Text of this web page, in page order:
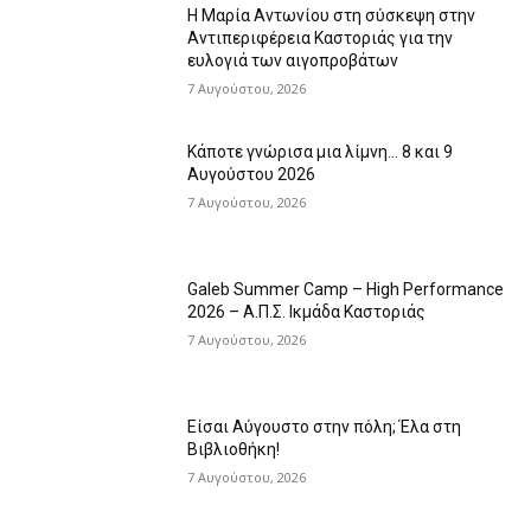
Η Μαρία Αντωνίου στη σύσκεψη στην
Αντιπεριφέρεια Καστοριάς για την
ευλογιά των αιγοπροβάτων
7 Αυγούστου, 2026
Κάποτε γνώρισα μια λίμνη… 8 και 9
Αυγούστου 2026
7 Αυγούστου, 2026
Galeb Summer Camp – High Performance
2026 – Α.Π.Σ. Ικμάδα Καστοριάς
7 Αυγούστου, 2026
Είσαι Αύγουστο στην πόλη; Έλα στη
Βιβλιοθήκη!
7 Αυγούστου, 2026